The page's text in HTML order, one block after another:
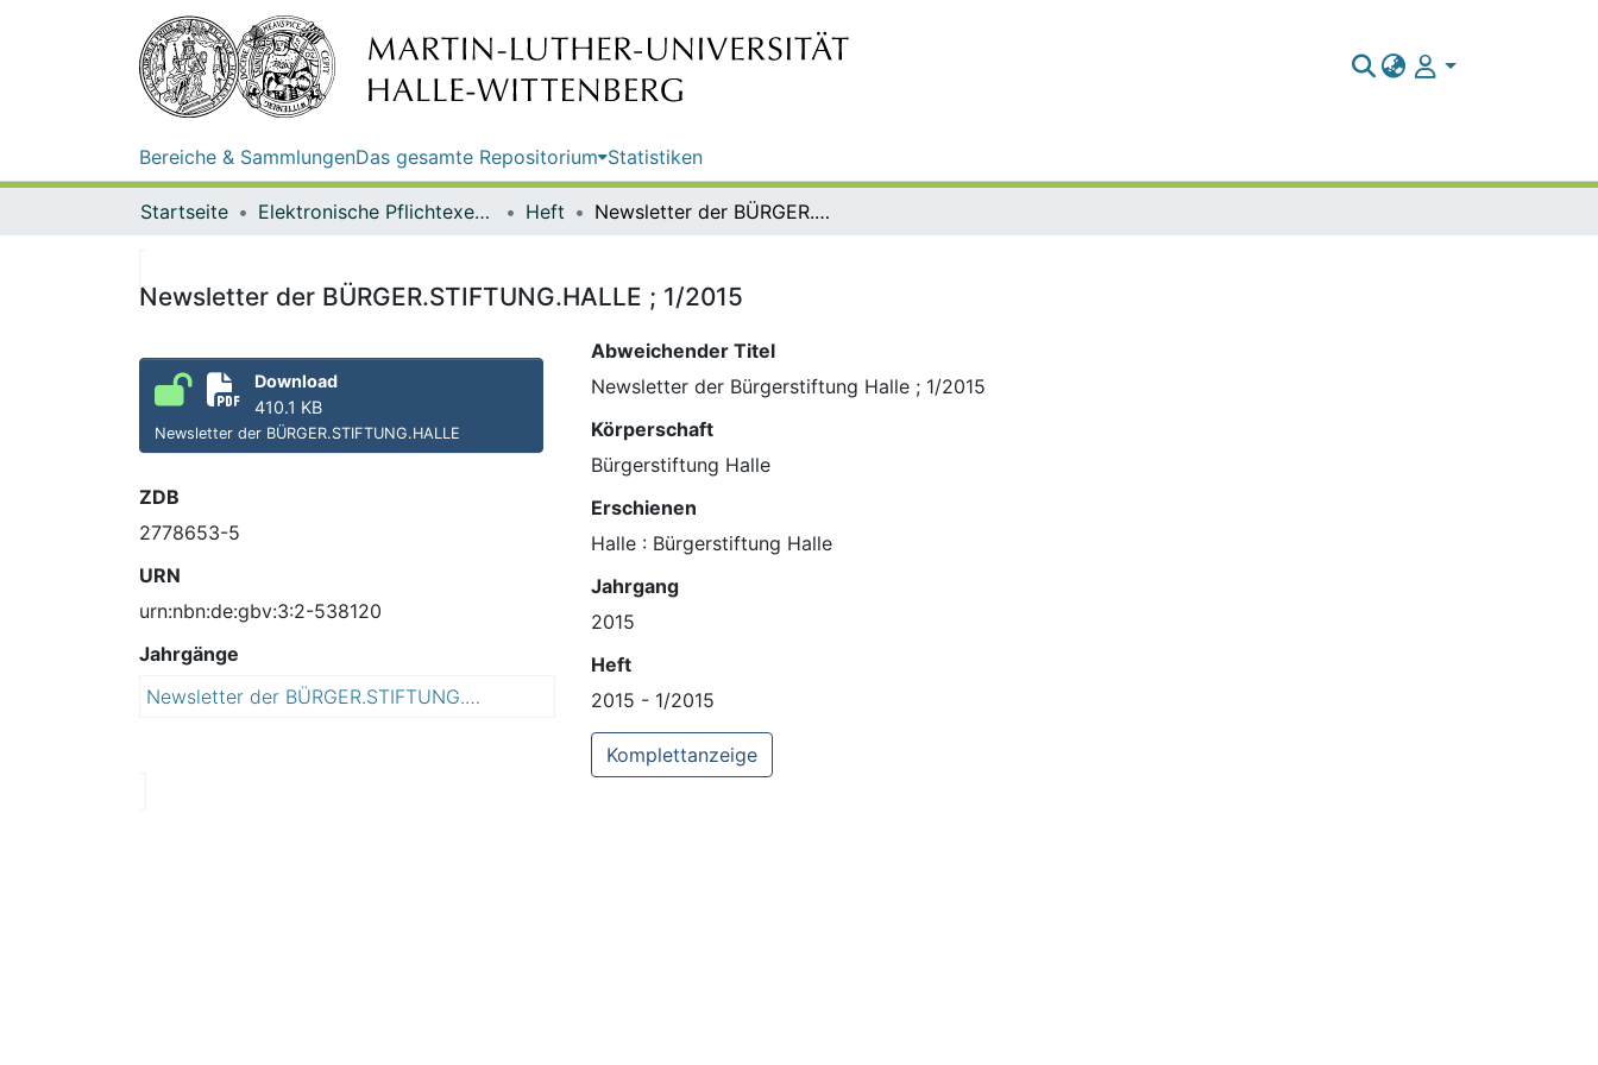
Bereiche & SammlungenDas gesamte Repositorium Statistiken
Startseite Elektronische Pflichtexemplare Heft Newsletter der BÜRGER.STIFTUNG.HALLE ; 1/2015
Newsletter der BÜRGER.STIFTUNG.HALLE ; 1/2015
Download
410.1 KB
Newsletter der BÜRGER.STIFTUNG.HALLE
ZDB
2778653-5
URN
urn:nbn:de:gbv:3:2-538120
Jahrgänge
Newsletter der BÜRGER.STIFTUNG.HALLE
Abweichender Titel
Newsletter der Bürgerstiftung Halle ; 1/2015
Körperschaft
Bürgerstiftung Halle
Erschienen
Halle : Bürgerstiftung Halle
Jahrgang
2015
Heft
2015 - 1/2015
Komplettanzeige